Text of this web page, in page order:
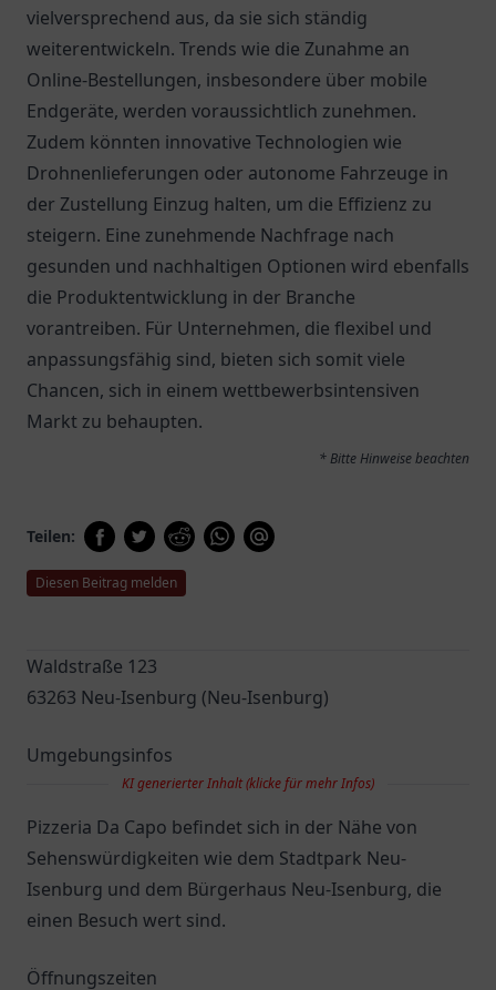
vielversprechend aus, da sie sich ständig
weiterentwickeln. Trends wie die Zunahme an
Online-Bestellungen, insbesondere über mobile
Endgeräte, werden voraussichtlich zunehmen.
Zudem könnten innovative Technologien wie
Drohnenlieferungen oder autonome Fahrzeuge in
der Zustellung Einzug halten, um die Effizienz zu
steigern. Eine zunehmende Nachfrage nach
gesunden und nachhaltigen Optionen wird ebenfalls
die Produktentwicklung in der Branche
vorantreiben. Für Unternehmen, die flexibel und
anpassungsfähig sind, bieten sich somit viele
Chancen, sich in einem wettbewerbsintensiven
Markt zu behaupten.
* Bitte Hinweise beachten
Teilen:
Diesen Beitrag melden
Waldstraße 123
63263 Neu-Isenburg (Neu-Isenburg)
Umgebungsinfos
KI generierter Inhalt (klicke für mehr Infos)
Pizzeria Da Capo befindet sich in der Nähe von
Sehenswürdigkeiten wie dem Stadtpark Neu-
Isenburg und dem Bürgerhaus Neu-Isenburg, die
einen Besuch wert sind.
Öffnungszeiten